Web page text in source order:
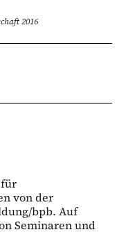
2016
von der
bpb. Auf
Seminaren und